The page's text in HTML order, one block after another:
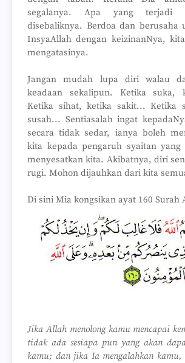
segalanya. Apa yang terjadi
disebaliknya. Berdoa dan berusaha
InsyaAllah dengan keizinanNya,
mengatasinya.
Jangan mudah lupa diri walau
keadaan sekalipun. Ketika suka,
Ketika sihat, ketika sakit... Ketika
susah... Sentiasalah ingat
secara tidak sedar, ianya boleh
kita kepada pengaruh syaitan yang
menyesatkan kita. Akibatnya, diri
rugi. Mohon dijauhkan dari kita
Di sini Mia kongsikan ayat 160 Surah
Jika Allah menolong kamu mencapai
tidak ada sesiapa pun yang akan
kamu; dan jika Ia mengalahkan kamu,